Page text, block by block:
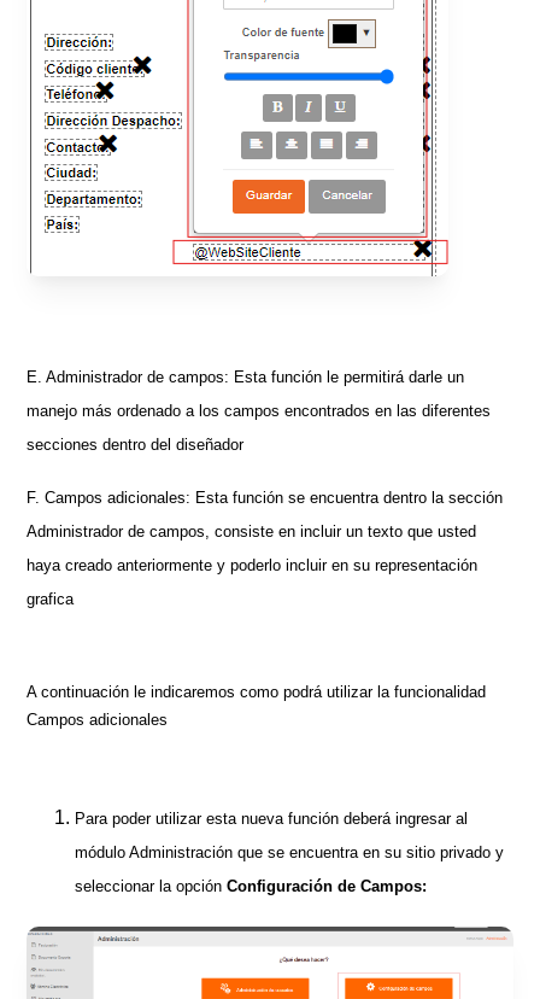
E. Administrador de campos: Esta función le permitirá darle un
manejo más ordenado a los campos encontrados en las diferentes
secciones dentro del diseñador
F. Campos adicionales: Esta función se encuentra dentro la sección
Administrador de campos, consiste en incluir un texto que usted
haya creado anteriormente y poderlo incluir en su representación
grafica
A continuación le indicaremos como podrá utilizar la funcionalidad
Campos adicionales
Para poder utilizar esta nueva función deberá ingresar al
módulo Administración que se encuentra en su sitio privado y
seleccionar la opciónConfiguración de Campos: